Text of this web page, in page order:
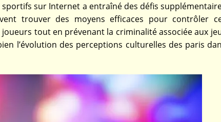
sportifs sur Internet a entraîné des défis
trouver des moyens efficaces pour contrôler
tout en prévenant la criminalité associée aux
l’évolution des perceptions culturelles des paris